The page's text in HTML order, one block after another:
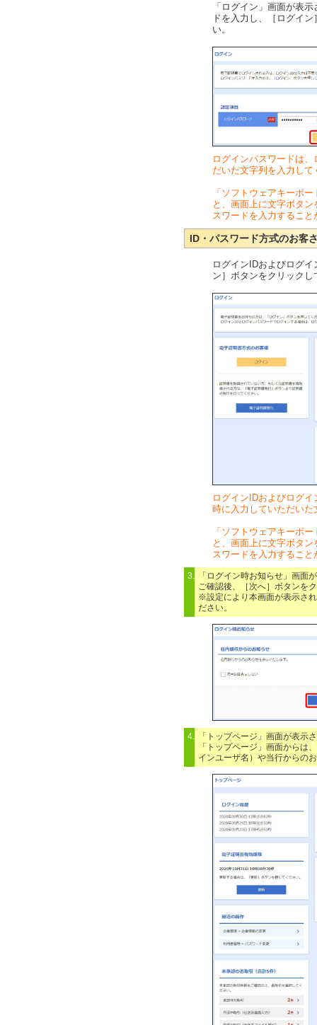
「ログイン」画面が表
ドを入力し、［ログイ
い。
ログインパスワードは
だいた文字列を入力して
「ソフトウェアキーボ
と、画面上に文字ボタ
スワードを入力すること
ID・パスワード方式のお客
ログインIDおよびログ
ン］ボタンをクリックし
ログインIDおよびログ
時に入力していただい
「ソフトウェアキーボ
と、画面上に文字ボタ
スワードを入力すること
3.
「ログイン時お知らせ」画面
ご確認後、［次へ］ボタンを
※設定により本画面が表示さ
ださい。
4.
「トップページ」画面が表示
「トップページ」画面からは
インユーザ名）や当行からの